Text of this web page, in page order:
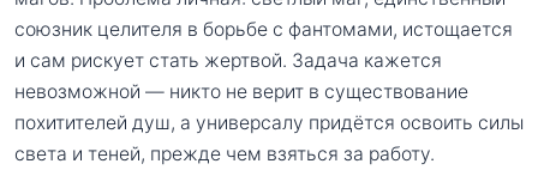
союзник целителя в борьбе с фантомами, истощается
и сам рискует стать жертвой. Задача кажется
невозможной — никто не верит в существование
похитителей душ, а универсалу придётся освоить силы
света и теней, прежде чем взяться за работу.